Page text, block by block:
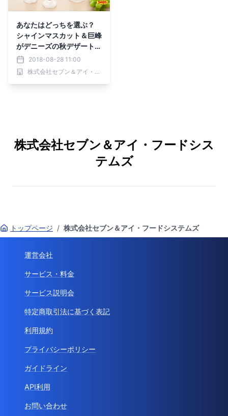
あなたはどっちを選ぶ？
シャインマスカット＆巨峰
がデニーズの秋デザートに
登場 2018年9月4日販売
開始
2018-08-28 11:00
株式会社セブン＆アイ・フードシステムズ
株式会社セブン＆アイ・フードシス
テムズ
トップページ / 株式会社セブン＆アイ・フードシステムズ
運営会社
サービス・料金
サービス説明会
特定商取引法に基づく表記
利用規約
プライバシーポリシー
ガイドライン
API利用
お問い合わせ